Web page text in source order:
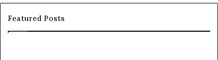
Featured Posts